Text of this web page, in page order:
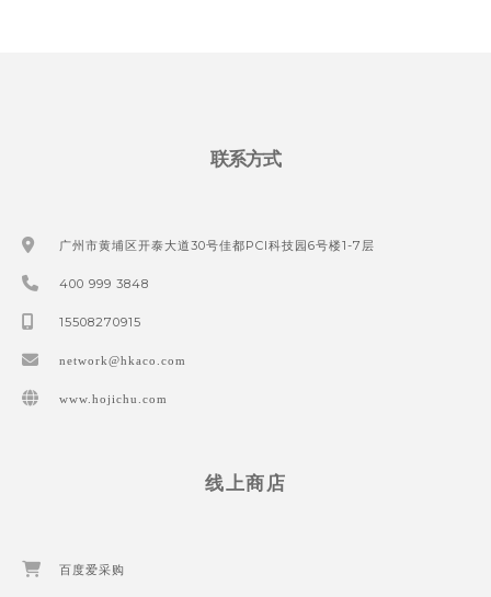
联系方式
广州市黄埔区开泰大道30号佳都PCI科技园6号楼1-7层
400 999 3848
15508270915
network@hkaco.com
www.hojichu.com
线上商店
百度爱采购